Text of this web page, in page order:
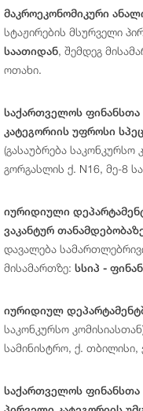
მაკროეკონომიკური
სტაჟირების მსურველი
საათიდან, შემდეგ
ოთახი.
საქართველოს
კატეგორიის უფროსი
(გასაუბრება საკონკურსო
გორგასლის ქ. N16, მე-8
იურიდიული
ვაკანტურ
დავალება
მისამართზე: სსიპ -
იურიდიულ
საკონკურსო
სამინისტრო, ქ.
საქართველოს ფინანსთა